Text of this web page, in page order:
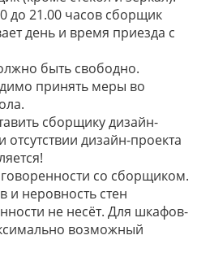
до 21.00 часов сборщик
день и время приезда с
быть свободно.
принять меры во
сборщику дизайн-
дизайн-проекта
со сборщиком.
и неровность стен
не несёт. Для шкафов-
возможный